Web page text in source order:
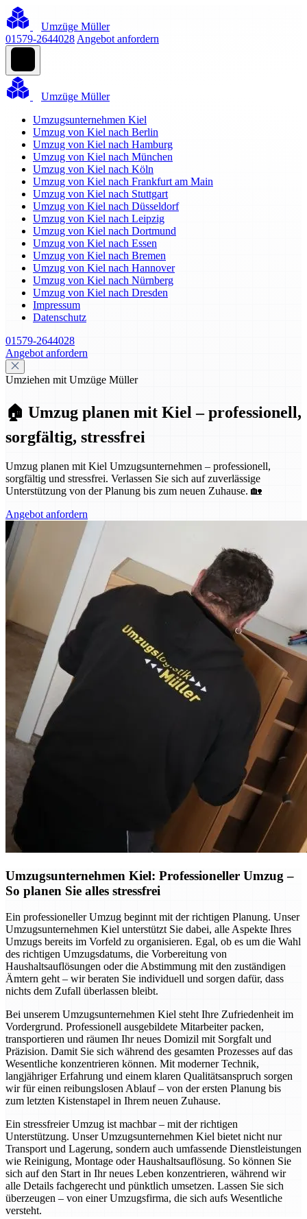
Umzüge Müller
01579-2644028 Angebot anfordern
Umzüge Müller
Umzugsunternehmen Kiel
Umzug von Kiel nach Berlin
Umzug von Kiel nach Hamburg
Umzug von Kiel nach München
Umzug von Kiel nach Köln
Umzug von Kiel nach Frankfurt am Main
Umzug von Kiel nach Stuttgart
Umzug von Kiel nach Düsseldorf
Umzug von Kiel nach Leipzig
Umzug von Kiel nach Dortmund
Umzug von Kiel nach Essen
Umzug von Kiel nach Bremen
Umzug von Kiel nach Hannover
Umzug von Kiel nach Nürnberg
Umzug von Kiel nach Dresden
Impressum
Datenschutz
01579-2644028
Angebot anfordern
Umziehen mit Umzüge Müller
🏠 Umzug planen mit Kiel – professionell,
sorgfältig, stressfrei
Umzug planen mit Kiel Umzugsunternehmen – professionell,
sorgfältig und stressfrei. Verlassen Sie sich auf zuverlässige
Unterstützung von der Planung bis zum neuen Zuhause. 🏡
Angebot anfordern
Umzugsunternehmen Kiel: Professioneller Umzug –
So planen Sie alles stressfrei
Ein professioneller Umzug beginnt mit der richtigen Planung. Unser
Umzugsunternehmen Kiel unterstützt Sie dabei, alle Aspekte Ihres
Umzugs bereits im Vorfeld zu organisieren. Egal, ob es um die Wahl
des richtigen Umzugsdatums, die Vorbereitung von
Haushaltsauflösungen oder die Abstimmung mit den zuständigen
Ämtern geht – wir beraten Sie individuell und sorgen dafür, dass
nichts dem Zufall überlassen bleibt.
Bei unserem Umzugsunternehmen Kiel steht Ihre Zufriedenheit im
Vordergrund. Professionell ausgebildete Mitarbeiter packen,
transportieren und räumen Ihr neues Domizil mit Sorgfalt und
Präzision. Damit Sie sich während des gesamten Prozesses auf das
Wesentliche konzentrieren können. Mit moderner Technik,
langjähriger Erfahrung und einem klaren Qualitätsanspruch sorgen
wir für einen reibungslosen Ablauf – von der ersten Planung bis
zum letzten Kistenstapel in Ihrem neuen Zuhause.
Ein stressfreier Umzug ist machbar – mit der richtigen
Unterstützung. Unser Umzugsunternehmen Kiel bietet nicht nur
Transport und Lagerung, sondern auch umfassende Dienstleistungen
wie Reinigung, Montage oder Haushaltsauflösung. So können Sie
sich auf den Start in Ihr neues Leben konzentrieren, während wir
alle Details fachgerecht und pünktlich umsetzen. Lassen Sie sich
überzeugen – von einer Umzugsfirma, die sich aufs Wesentliche
versteht.